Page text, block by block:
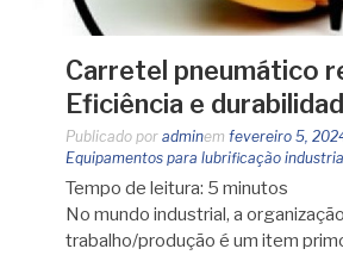
Carretel pneumático
Eficiência e
Publicado por adminem fevereiro 5,
Equipamentos para lubrificação
Tempo de leitura: 5 minutos
No mundo industrial, a
trabalho/produção é um item